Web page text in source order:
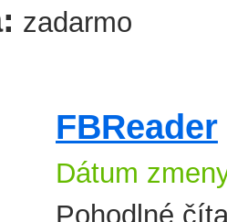
zadarmo
FBReader
Dátum
Pohodlné